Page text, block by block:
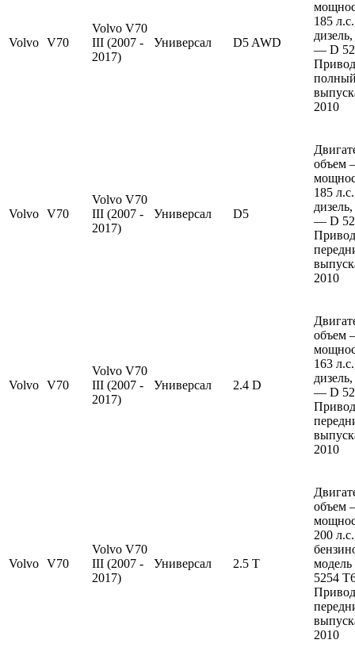
Volvo V70
Volvo V70
III (2007 -
2017)
Универсал D5 AWD
185
— D
2010
Volvo V70
Volvo V70
III (2007 -
2017)
Универсал D5
объем
185
— D
2010
Volvo V70
Volvo V70
III (2007 -
2017)
Универсал 2.4 D
объем
163
— D
2010
Volvo V70
Volvo V70
III (2007 -
2017)
Универсал 2.5 T
объем
200
5254
2010